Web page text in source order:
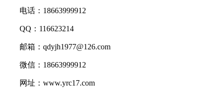
电话：18663999912
QQ：116623214
邮箱：qdyjh1977@126.com
微信：18663999912
网址：www.yrc17.com